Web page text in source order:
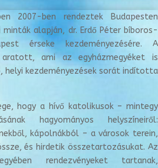
2007-ben rendeztek Budapesten
alapján, dr. Erdő Péter bíboros-
érseke kezdeményezésére. A
ami az egyházmegyéket is
kezdeményezések sorát indította
hogy a hívő katolikusok – mintegy
hagyományos helyszíneiről:
kápolnákból – a városok terein,
és hirdetik összetartozásukat. Az
rendezvényeket tartanak,